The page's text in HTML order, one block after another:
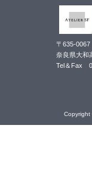
〒635-0067
奈良県大和
Tel＆Fax
Copyright